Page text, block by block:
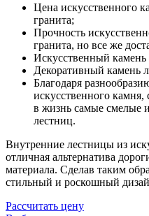
Цена искусственного
гранита;
Прочность
гранита, но все же
Искусственный
Декоративный камень
Благодаря
искусственного
в жизнь самые смелые
лестниц.
Внутренние лестницы из
отличная альтернатива
материала. Сделав таким
стильный и роскошный
Рассчитать цену